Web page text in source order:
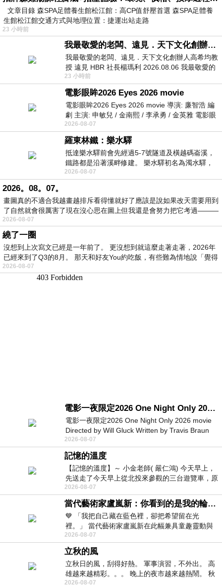
文章目錄 森SPA足體養生館松江館：高CP值舒壓首選 森SPA足體養
生館松江館交通方式與地理位置：捷運出站走路
23 小時前
我最敬愛的老闆、遠見．天下文化創辦人高希均教授
我最敬愛的老闆、遠見．天下文化創辦人高希均教
授 遠見 HBR 社長楊瑪利 2026.08.06 我最敬愛的
老闆、遠見．天下文化創辦人高希均教
23 小時前
電影眼眸2026 Eyes 2026 movie
電影眼眸2026 Eyes 2026 movie 導演: 廉智浩 編
劇 主演: 申敏兒 / 金南熙 / 李承勇 / 金英雅 電影眼
眸2026描述攝影師徐珍因遺
2026-08-07
羅東林鐵：樂水驛
抵達樂水驛前會先經過5-7號隧道及橫越碼崙溪，
鐵路都是沿著溪畔修建。 樂水驛初名為濁水驛，
但因與臺鐵集集線車站同名，於1953
2026-08-07
2026。08。07。
畫圖真的不適合我越畫越排斥看得懂就好了應該是說如果改天需要用到
了自然就會很厲害了現在沒心思在圖上但我還是會努力把它考過———
2026-08-07
繞了一圈
沒想到上次寫文已經是一年前了。 更沒想到就這麼走著走著，2026年
已經來到了Q3的8月。 那天和好友You約吃飯，有些難為情地說「覺得
2026-08-07
電影一夜限定2026 One Night Only 2026 movie
電影一夜限定2026 One Night Only 2026 movie
Directed by Will Gluck Written by Travis Braun
Starring Monica Barbaro
2026-08-07
記憶的溫度
【記憶的溫度】～ 小金老師( 嚴仁鴻) 今天早上，
先送走了今天早上從北投來參觀的三台遊覽車，原
以為展場已經差不多要安靜下來，卻發
2026-08-07
當代藝術家盧嵐新：你看到的是我的輪廓，還是你的故事？——藏在藍色裡的希望與光
💙 「我把自己藏在藍色裡，卻把希望留在光
裡。」 當代藝術家盧嵐新在此幅兼具童趣靈動與
抽象韻味的新作中，用湛藍的羽翼般色塊包覆著
2026-08-07
立秋的風
立秋日的風，刮得好熱。 軍事演習，不外出。 高
雄越來越精彩。。。 晚上的夜市越來越熱鬧。 秋
天的風刮得很熱 夜遊消暑熱。。。
2026-08-07